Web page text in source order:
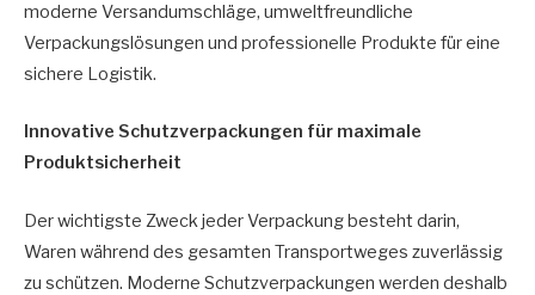
moderne Versandumschläge, umweltfreundliche
Verpackungslösungen und professionelle Produkte für eine
sichere Logistik.
Innovative Schutzverpackungen für maximale
Produktsicherheit
Der wichtigste Zweck jeder Verpackung besteht darin,
Waren während des gesamten Transportweges zuverlässig
zu schützen. Moderne Schutzverpackungen werden deshalb